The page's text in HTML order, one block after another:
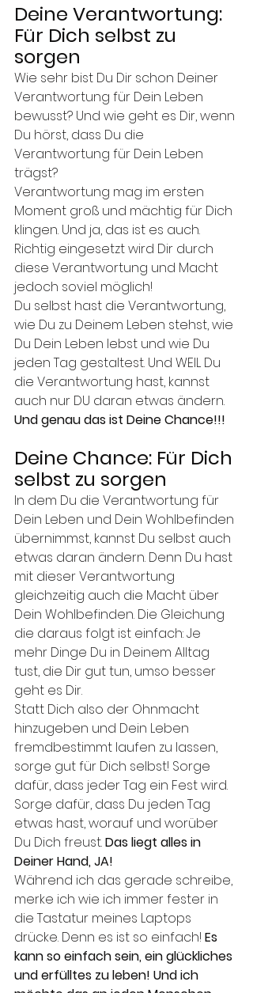
Deine Verantwortung:
Für Dich selbst zu
sorgen
Wie sehr bist Du Dir schon Deiner
Verantwortung für Dein Leben
bewusst? Und wie geht es Dir, wenn
Du hörst, dass Du die
Verantwortung für Dein Leben
trägst?
Verantwortung mag im ersten
Moment groß und mächtig für Dich
klingen. Und ja, das ist es auch.
Richtig eingesetzt wird Dir durch
diese Verantwortung und Macht
jedoch soviel möglich!
Du selbst hast die Verantwortung,
wie Du zu Deinem Leben stehst, wie
Du Dein Leben lebst und wie Du
jeden Tag gestaltest. Und WEIL Du
die Verantwortung hast, kannst
auch nur DU daran etwas ändern.
Und genau das ist Deine Chance!!!
Deine Chance: Für Dich
selbst zu sorgen
In dem Du die Verantwortung für
Dein Leben und Dein Wohlbefinden
übernimmst, kannst Du selbst auch
etwas daran ändern. Denn Du hast
mit dieser Verantwortung
gleichzeitig auch die Macht über
Dein Wohlbefinden. Die Gleichung
die daraus folgt ist einfach: Je
mehr Dinge Du in Deinem Alltag
tust, die Dir gut tun, umso besser
geht es Dir.
Statt Dich also der Ohnmacht
hinzugeben und Dein Leben
fremdbestimmt laufen zu lassen,
sorge gut für Dich selbst! Sorge
dafür, dass jeder Tag ein Fest wird.
Sorge dafür, dass Du jeden Tag
etwas hast, worauf und worüber
Du Dich freust. Das liegt alles in
Deiner Hand, JA!
Während ich das gerade schreibe,
merke ich wie ich immer fester in
die Tastatur meines Laptops
drücke. Denn es ist so einfach! Es
kann so einfach sein, ein glückliches
und erfülltes zu leben! Und ich